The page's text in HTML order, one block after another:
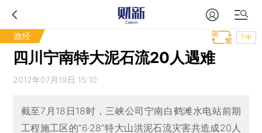
政经 T中
四川宁南特大泥石流20人遇难
2012年07月19日 15:10
截至7月18日18时，三峡公司宁南白鹤滩水电站前期
工程施工区的“6·28”特大山洪泥石流灾害共造成20人